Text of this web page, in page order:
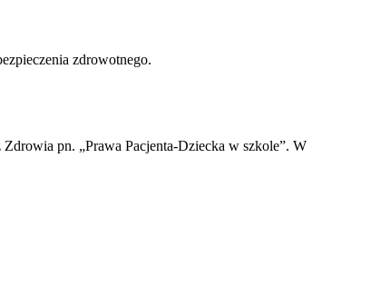
zdrowotnego.
pn. „Prawa Pacjenta-Dziecka w szkole”. W